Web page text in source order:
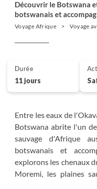
Découvrir le Botswana
botswanais et
Voyage Afrique Voyage
Entre les eaux de
Botswana abrite l'un
sauvage d'Afrique
botswanais et
explorons les chenaux
Moremi, les plaines
Durée
11 jours